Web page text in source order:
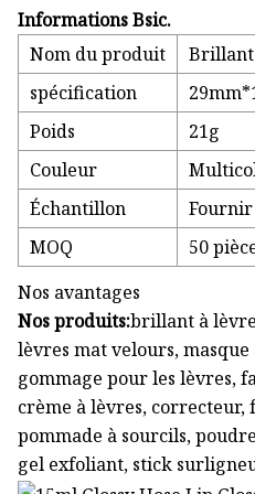
Informations Bsic.
Nom du produit
Brillant
spécification
Poids
21g
Couleur
Échantillon
MOQ
50
Nos avantages
Nos produits:brillant à
lèvres mat velours,
gommage pour les lèvres,
crème à lèvres,
pommade à sourcils,
gel exfoliant, stick